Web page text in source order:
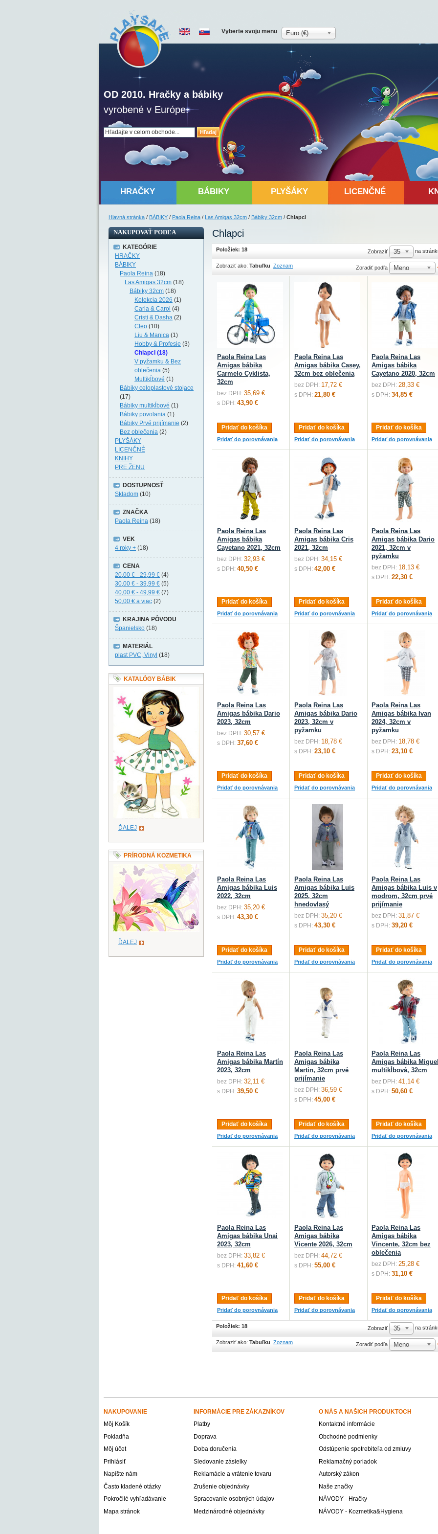
Hľadaj
OD 2010. Hračky a bábiky
vyrobené v Európe.
Vyberte svoju menu Euro (€)
HRAČKY BÁBIKY PLYŠÁKY LICENČNÉ
Hlavná stránka / BÁBIKY / Paola Reina / Las Amigas 32cm / Bábiky 32cm / Chlapci
Chlapci
Položiek: 18 Zobraziť 35 na
Zobraziť ako: Tabuľku Zoznam Zoradiť podľa Meno
Paola Reina Las
Amigas bábika
Carmelo Cyklista,
32cm
bez DPH: 35,69 €
s DPH: 43,90 €
Pridať do košíka
Pridať do porovnávania
Paola Reina Las
Amigas bábika Casey,
32cm bez oblečenia
bez DPH: 17,72 €
s DPH: 21,80 €
Pridať do košíka
Pridať do porovnávania
Paola Reina Las
Amigas bábika
Cayetano 2020, 32cm
bez DPH: 28,33 €
s DPH: 34,85 €
Pridať do košíka
Pridať do porovnávania
Paola Reina Las
Amigas bábika
Cayetano 2021, 32cm
bez DPH: 32,93 €
s DPH: 40,50 €
Pridať do košíka
Pridať do porovnávania
Paola Reina Las
Amigas bábika Cris
2021, 32cm
bez DPH: 34,15 €
s DPH: 42,00 €
Pridať do košíka
Pridať do porovnávania
Paola Reina Las
Amigas bábika Dario
2021, 32cm v
pyžamku
bez DPH: 18,13 €
s DPH: 22,30 €
Pridať do košíka
Pridať do porovnávania
Paola Reina Las
Amigas bábika Dario
2023, 32cm
bez DPH: 30,57 €
s DPH: 37,60 €
Pridať do košíka
Pridať do porovnávania
Paola Reina Las
Amigas bábika Dario
2023, 32cm v
pyžamku
bez DPH: 18,78 €
s DPH: 23,10 €
Pridať do košíka
Pridať do porovnávania
Paola Reina Las
Amigas bábika Ivan
2024, 32cm v
pyžamku
bez DPH: 18,78 €
s DPH: 23,10 €
Pridať do košíka
Pridať do porovnávania
Paola Reina Las
Amigas bábika Luis
2022, 32cm
bez DPH: 35,20 €
s DPH: 43,30 €
Pridať do košíka
Pridať do porovnávania
Paola Reina Las
Amigas bábika Luis
2025, 32cm
hnedovlasý
bez DPH: 35,20 €
s DPH: 43,30 €
Pridať do košíka
Pridať do porovnávania
Paola Reina Las
Amigas bábika Luis v
modrom, 32cm prvé
prijímanie
bez DPH: 31,87 €
s DPH: 39,20 €
Pridať do košíka
Pridať do porovnávania
Paola Reina Las
Amigas bábika Martín
2023, 32cm
bez DPH: 32,11 €
s DPH: 39,50 €
Pridať do košíka
Pridať do porovnávania
Paola Reina Las
Amigas bábika
Martin, 32cm prvé
prijímanie
bez DPH: 36,59 €
s DPH: 45,00 €
Pridať do košíka
Pridať do porovnávania
Paola Reina Las
Amigas bábika
multikĺbová, 32cm
bez DPH: 41,14 €
s DPH: 50,60 €
Pridať do košíka
Pridať do porovnávania
Paola Reina Las
Amigas bábika Unai
2023, 32cm
bez DPH: 33,82 €
s DPH: 41,60 €
Pridať do košíka
Pridať do porovnávania
Paola Reina Las
Amigas bábika
Vicente 2026, 32cm
bez DPH: 44,72 €
s DPH: 55,00 €
Pridať do košíka
Pridať do porovnávania
Paola Reina Las
Amigas bábika
Vincente, 32cm bez
oblečenia
bez DPH: 25,28 €
s DPH: 31,10 €
Pridať do košíka
Pridať do porovnávania
Položiek: 18 Zobraziť 35 na
Zobraziť ako: Tabuľku Zoznam Zoradiť podľa Meno
NAKUPOVAŤ PODĽA
KATEGÓRIE
HRAČKY
BÁBIKY
Paola Reina (18)
Las Amigas 32cm (18)
Bábiky 32cm (18)
Kolekcia 2026 (1)
Carla & Carol (4)
Cristi & Dasha (2)
Cleo (10)
Liu & Manica (1)
Hobby & Profesie (3)
Chlapci (18)
V pyžamku & Bez
oblečenia (5)
Multikĺbové (1)
Bábiky celoplastové stojace
(17)
Bábiky multikĺbové (1)
Bábiky povolania (1)
Bábiky Prvé prijímanie (2)
Bez oblečenia (2)
PLYŠÁKY
LICENČNÉ
KNIHY
PRE ŽENU
DOSTUPNOSŤ
Skladom (10)
ZNAČKA
Paola Reina (18)
VEK
4 roky + (18)
CENA
20,00 € - 29,99 € (4)
30,00 € - 39,99 € (5)
40,00 € - 49,99 € (7)
50,00 € a viac (2)
KRAJINA PÔVODU
Španielsko (18)
MATERIÁL
plast PVC, Vinyl (18)
KATALÓGY BÁBIK
ĎALEJ
PRÍRODNÁ KOZMETIKA
ĎALEJ
NAKUPOVANIE INFORMÁCIE PRE ZÁKAZNÍKOV
O NÁS A NAŠICH PRODUKTOCH
Môj Košík
Platby
Kontaktné informácie
Pokladňa
Doprava
Obchodné podmienky
Môj účet
Doba doručenia
Odstúpenie spotrebiteľa od zmluvy
Prihlásiť
Sledovanie zásielky
Reklamačný poriadok
Napíšte nám
Reklamácie a vrátenie tovaru
Autorský zákon
Často kladené otázky
Zrušenie objednávky
Naše značky
Pokročilé vyhľadávanie
Spracovanie osobných údajov
NÁVODY - Hračky
Mapa stránok
Medzinárodné objednávky NÁVODY - Kozmetika&Hygiena